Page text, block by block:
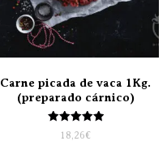
Carne picada de vaca 1Kg.
(preparado cárnico)
Valorado
con
18,26€